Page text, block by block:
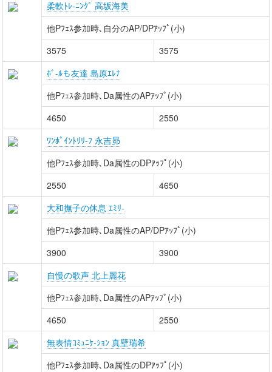
柔軟ﾄﾚ-ﾆﾝｸﾞ 高坂海美
他Pﾌｪｽ参加時､自分のAP/DPｱｯﾌﾟ(小)
3575
3575
ﾎﾞ-ﾙも友達 島原ｴﾚﾅ
他Pﾌｪｽ参加時､Da属性のAPｱｯﾌﾟ(小)
4650
2550
ﾜﾝﾎﾟｲﾝﾄﾘﾘ-ﾌ 永吉昴
他Pﾌｪｽ参加時､Da属性のDPｱｯﾌﾟ(小)
2550
4650
大和撫子の休息 ｴﾐﾘ-
他Pﾌｪｽ参加時､Da属性のAP/DPｱｯﾌﾟ(小)
3900
3900
自慢の歌声 北上麗花
他Pﾌｪｽ参加時､Da属性のAPｱｯﾌﾟ(小)
4650
2550
無表情ｺﾐｭﾆｹ-ｼｮﾝ 真壁瑞希
他Pﾌｪｽ参加時､Da属性のDPｱｯﾌﾟ(小)